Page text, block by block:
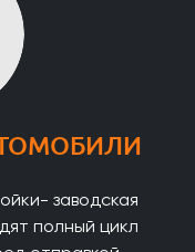
заводская
полный цикл